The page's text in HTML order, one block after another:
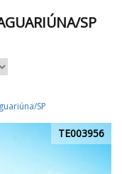
SP
SP
TE003956